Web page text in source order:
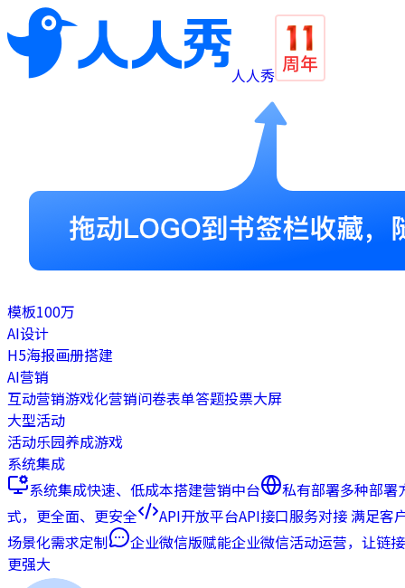
人人秀
模板100万
AI设计
H5海报画册搭建
AI营销
互动营销游戏化营销问卷表单答题投票大屏
大型活动
活动乐园养成游戏
系统集成
系统集成快速、低成本搭建营销中台 私有部署多种部署
式，更全面、更安全
API开放平台API接口服务对接 满足客
场景化需求定制
企业微信版赋能企业微信活动运营，让链接
更强大